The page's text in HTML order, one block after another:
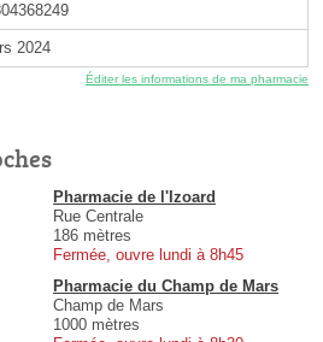
2024
Éditer les informations de ma pharmacie
Pharmacie de l'Izoard
Rue Centrale
186 mètres
Fermée, ouvre lundi à 8h45
Pharmacie du Champ de Mars
Champ de Mars
1000 mètres